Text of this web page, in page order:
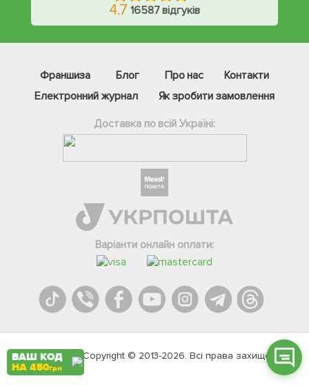
4.7 16587 відгуків
Франшиза Блог Про нас
Контакти
Електронний журнал
Як зробити замовлення
Доставка по всій Україні:
Варіанти онлайн оплати:
Agromarket.Copyright © 2013-2026. Всі права захищені
Телеграм
Вайбер
Онлайн чат
ВАШ КОД
НА 450грн